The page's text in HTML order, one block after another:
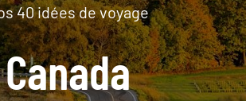
40 idées de voyage
Canada